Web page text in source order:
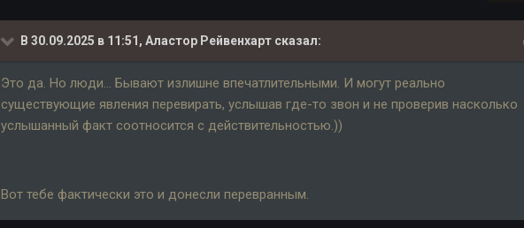
В 30.09.2025 в 11:51, Аластор Рейвенхарт сказал:
Это да. Но люди... Бывают излишне впечатлительными. И могут реально
существующие явления перевирать, услышав где-то звон и не проверив насколько
услышанный факт соотносится с действительностью.))
Вот тебе фактически это и донесли перевранным.